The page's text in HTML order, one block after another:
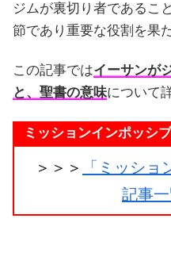
ジムが裏切り者であるこ
節であり重要な役割を果
この記事ではイーサンが
と、聖書の意味について
ミッションインポッシ
＞＞＞
「ミッシ
記事